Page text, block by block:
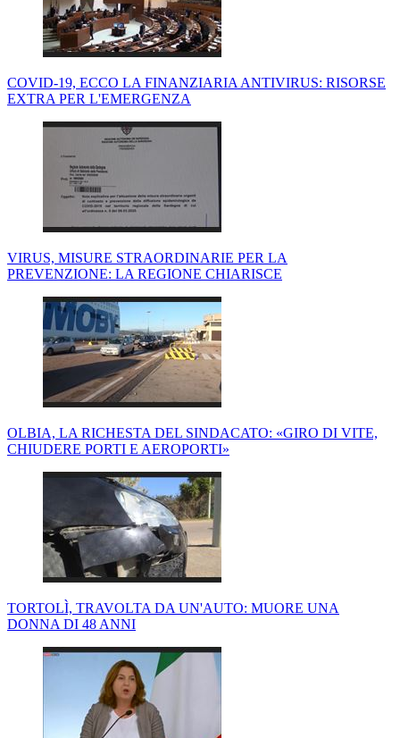
COVID-19, ECCO LA FINANZIARIA ANTIVIRUS: RISORSE
EXTRA PER L'EMERGENZA
VIRUS, MISURE STRAORDINARIE PER LA
PREVENZIONE: LA REGIONE CHIARISCE
OLBIA, LA RICHESTA DEL SINDACATO: «GIRO DI VITE,
CHIUDERE PORTI E AEROPORTI»
TORTOLÌ, TRAVOLTA DA UN'AUTO: MUORE UNA
DONNA DI 48 ANNI